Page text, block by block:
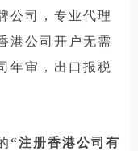
司，专业代理
港公司开户无需
年审，出口报税
“注册香港公司有